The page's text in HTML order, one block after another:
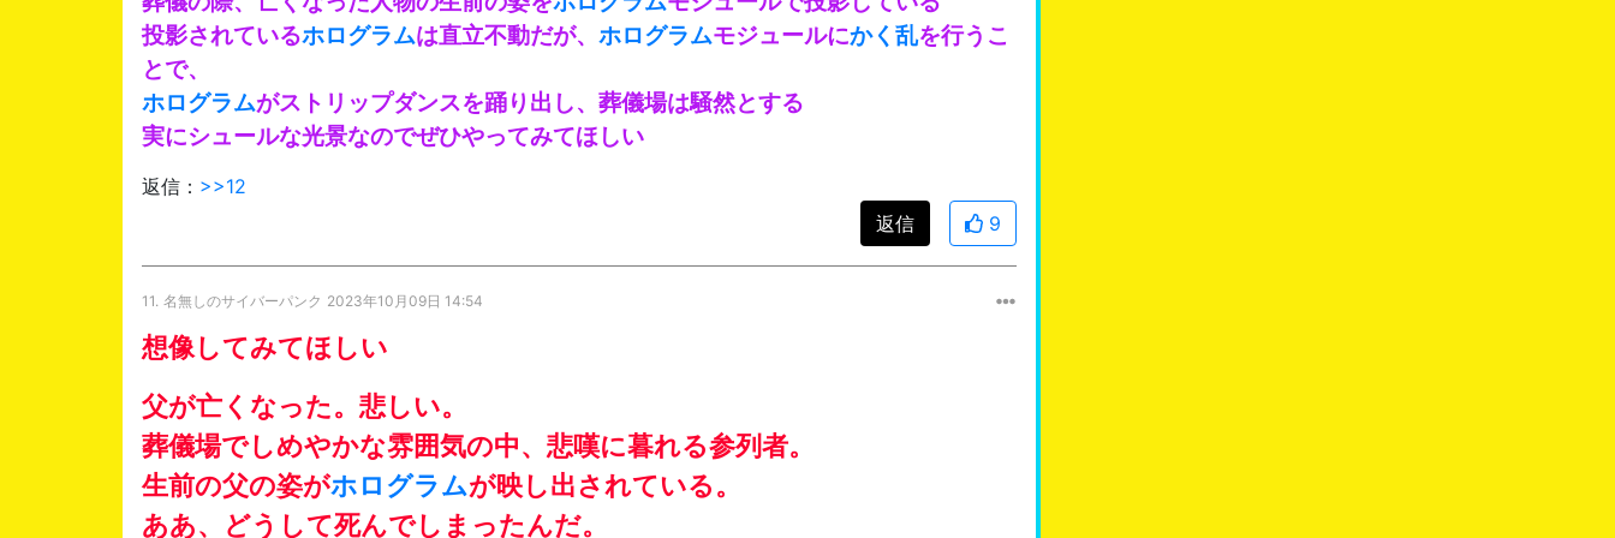
投影されているホログラムは直立不動だが、 ホログラムモジュールにかく乱を行うこ
とで、
ホログラムがストリップダンスを踊り出し、葬儀場は騒然とする
実にシュールな光景なのでぜひやってみてほしい
返信： >>12
返信
9
11. 名無しのサイバーパンク 2023年10月09日 14:54
想像してみてほしい
父が亡くなった。悲しい。
葬儀場でしめやかな雰囲気の中、悲嘆に暮れる参列者。
生前の父の姿がホログラムが映し出されている。
ああ、どうして死んでしまったんだ。